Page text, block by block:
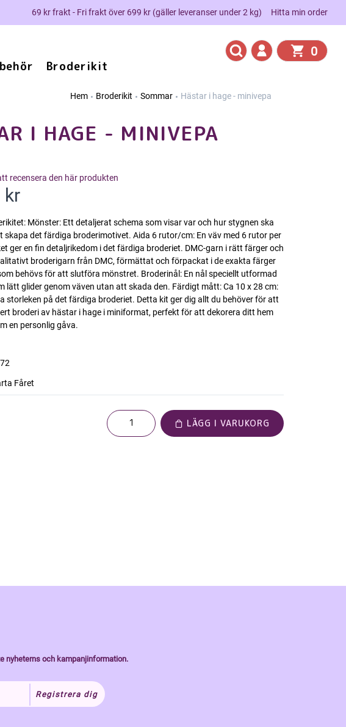
69 kr frakt - Fri frakt över 699 kr (gäller leveranser under 2 kg) Hitta min order
Broderikit
0
Hem Broderikit Sommar Hästar i hage - minivepa
I HAGE - MINIVEPA
recensera den här produkten
kr
Mönster: Ett detaljerat schema som visar var och hur stygnen ska
skapa det färdiga broderimotivet. Aida 6 rutor/cm: En väv med 6 rutor per
ger en fin detaljrikedom i det färdiga broderiet. DMC-garn i rätt färger och
broderigarn från DMC, förmättat och förpackat i de exakta färger
behövs för att slutföra mönstret. Broderinål: En nål speciellt utformad
lätt glider genom väven utan att skada den. Färdigt mått: Ca 10 x 28 cm:
storleken på det färdiga broderiet. Detta kit ger dig allt du behöver för att
broderi av hästar i hage i miniformat, perfekt för att dekorera ditt hem
en personlig gåva.
Fåret
LÄGG I VARUKORG
nyheterns och kampanjinformation.
Registrera dig